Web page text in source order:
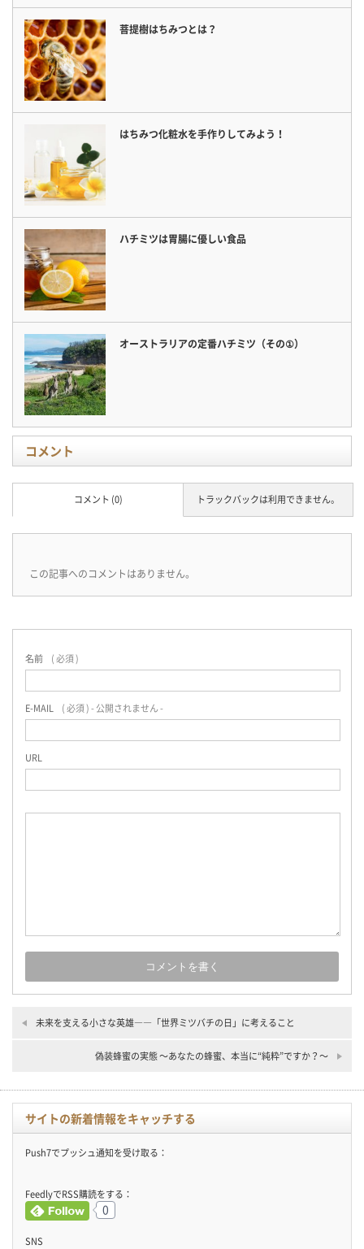
菩提樹はちみつとは？
はちみつ化粧水を手作りしてみよう！
ハチミツは胃腸に優しい食品
オーストラリアの定番ハチミツ（その①）
コメント
トラックバックは利用できません。
コメント (0)
この記事へのコメントはありません。
名前 ( 必須 )
E-MAIL ( 必須 ) - 公開されません -
URL
未来を支える小さな英雄――「世界ミツバチの日」に考えること
偽装蜂蜜の実態 〜あなたの蜂蜜、本当に“純粋”ですか？〜
サイトの新着情報をキャッチする
Push7でプッシュ通知を受け取る：
FeedlyでRSS購読をする：
0
SNS